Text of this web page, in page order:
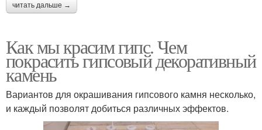
читать дальше →
Как мы красим гипс. Чем
покрасить гипсовый декоративный
камень
Вариантов для окрашивания гипсового камня несколько,
и каждый позволят добиться различных эффектов.